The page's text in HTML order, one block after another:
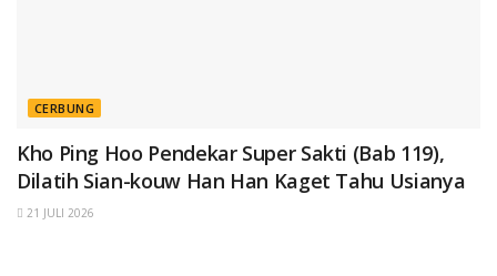
CERBUNG
Kho Ping Hoo Pendekar Super Sakti (Bab 119),
Dilatih Sian-kouw Han Han Kaget Tahu Usianya
21 JULI 2026